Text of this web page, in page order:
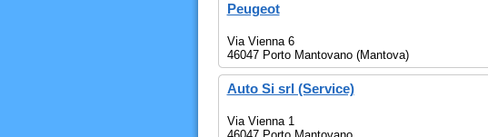
Peugeot
Via Vienna 6
46047 Porto Mantovano (Mantova)
Auto Si srl (Service)
Via Vienna 1